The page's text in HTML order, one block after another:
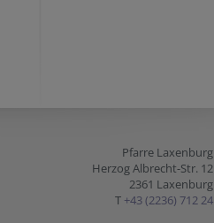
Pfarre Laxenburg
Herzog Albrecht-Str. 12
2361 Laxenburg
T +43 (2236) 712 24